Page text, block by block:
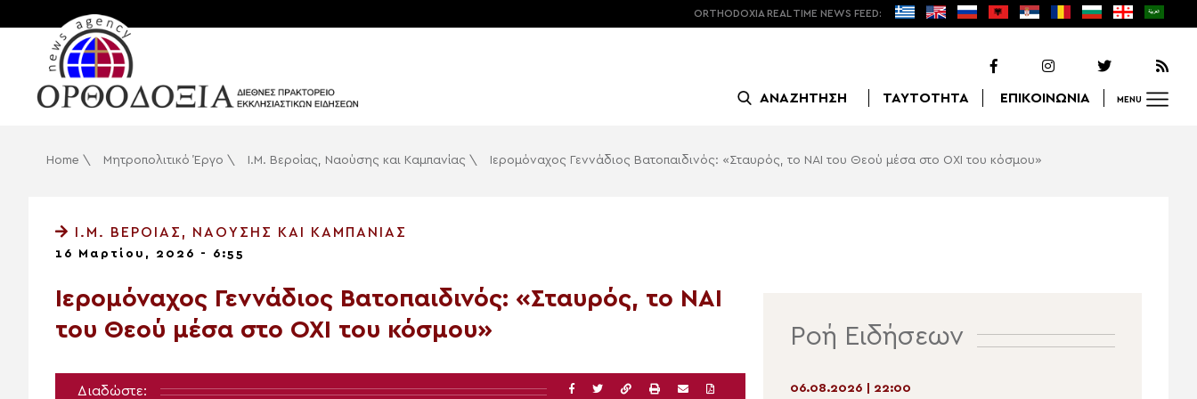
ORTHODOXIA REAL TIME NEWS FEED:
ΑΝΑΖΗΤΗΣΗ ΤΑΥΤΟΤΗΤΑ ΕΠΙΚΟΙΝΩΝΙΑ MENU
Αναζήτηση
Home \ Μητροπολιτικό Έργο \ Ι.Μ. Βεροίας, Ναούσης και Καμπανίας \ Ιερομόναχος Γεννάδιος Βατοπαιδινός: «Σταυρός, το ΝΑΙ του Θεού μέσα στο ΟΧΙ του κόσμου»
Ι.Μ. ΒΕΡΟΊΑΣ, ΝΑΟΎΣΗΣ ΚΑΙ ΚΑΜΠΑΝΊΑΣ
16 Μαρτίου, 2026 - 6:55
Ιερομόναχος Γεννάδιος Βατοπαιδινός: «Σταυρός, το ΝΑΙ
του Θεού μέσα στο ΟΧΙ του κόσμου»
Διαδώστε:
Ροή Ειδήσεων
06.08.2026 | 12:34 06.08.2026 | 22:00